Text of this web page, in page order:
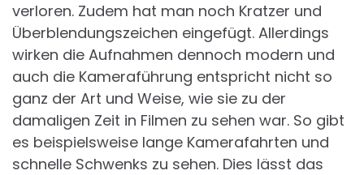
verloren. Zudem hat man noch Kratzer und
Überblendungszeichen eingefügt. Allerdings
wirken die Aufnahmen dennoch modern und
auch die Kameraführung entspricht nicht so
ganz der Art und Weise, wie sie zu der
damaligen Zeit in Filmen zu sehen war. So gibt
es beispielsweise lange Kamerafahrten und
schnelle Schwenks zu sehen. Dies lässt das